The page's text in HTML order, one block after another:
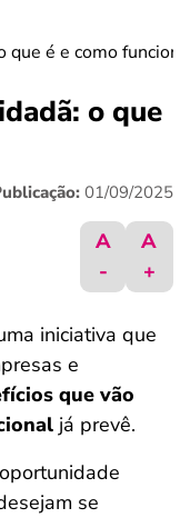
é e como funciona
o que
01/09/2025
A
-
A
+
iniciativa que
e
que vão
já prevê.
se